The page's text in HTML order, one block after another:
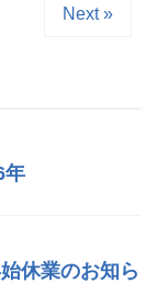
Next »
年
休業のお知ら